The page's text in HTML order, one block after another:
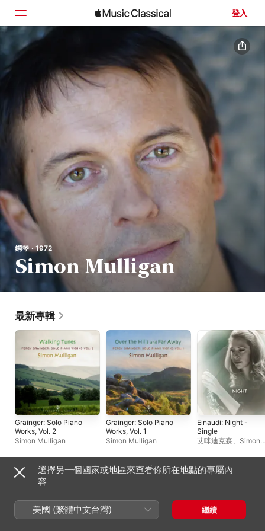
登入
瀏覽
搜尋
鋼琴 · 1972
Simon Mulligan
最新專輯
Grainger: Solo Piano
Works, Vol. 2
Simon Mulligan
Grainger: Solo Piano
Works, Vol. 1
Simon Mulligan
Einaudi: Night -
Single
艾咪迪克森、 Simon
單曲與 EP
選擇另一個國家或地區來查看你所在地點的專屬內
容
美國 (繁體中文台灣) 繼續